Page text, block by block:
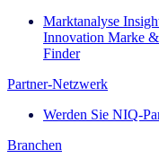
Marktanalyse
Innovation Marke
Finder
Partner-Netzwerk
Werden Sie NIQ-
Branchen